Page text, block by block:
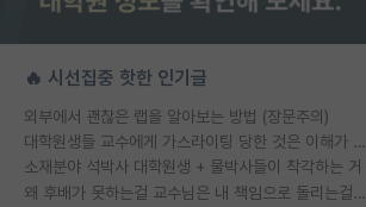
🔥 시선집중 핫한 인기글
외부에서 괜찮은 랩을 알아보는 방법 (장문주의)
대학원생들 교수에게 가스라이팅 당한 것은 이해가 갑니다. 안타깝네요.
소재분야 석박사 대학원생 + 물박사들이 착각하는 거
왜 후배가 못하는걸 교수님은 내 책임으로 돌리는걸까요?